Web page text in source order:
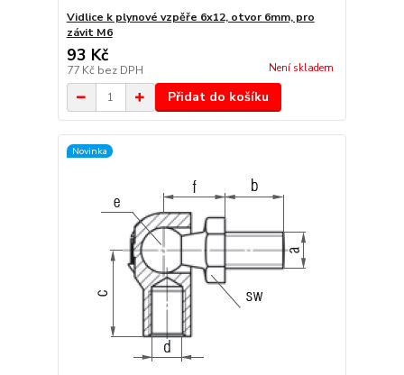
Vidlice k plynové vzpěře 6x12, otvor 6mm, pro
závit M6
93 Kč
77 Kč bez DPH Není skladem
Přidat do košíku
Novinka